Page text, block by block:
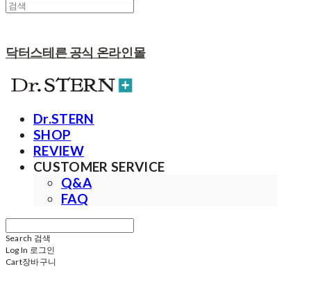
닥터스테른 공식 온라인몰
Dr.STERN
SHOP
REVIEW
CUSTOMER SERVICE
Q&A
FAQ
Search 검색
Log In 로그인
Cart장바구니